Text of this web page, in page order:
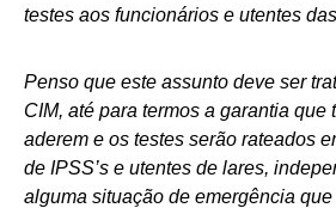
testes aos funcionários e utentes
Penso que este assunto deve ser
CIM, até para termos a garantia que
aderem e os testes serão rateados
de IPSS’s e utentes de lares,
alguma situação de emergência